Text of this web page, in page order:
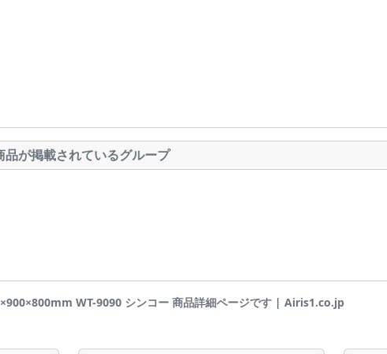
品が掲載されているグループ
WT-9090 シンコー 商品詳細ページです | Airis1.co.jp